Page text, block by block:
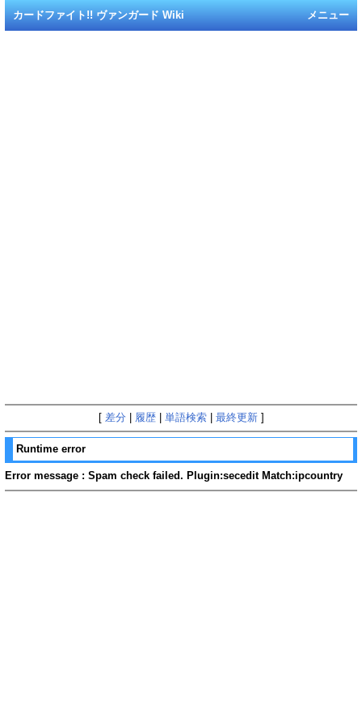
メニュー
カードファイト!! ヴァンガード Wiki
[ 差分 履歴| 単語検索| 最終更新]
Runtime error
Error message : Spam check failed. Plugin:secedit Match:ipcountry